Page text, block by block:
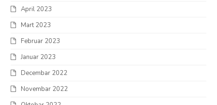
April 2023
Mart 2023
Februar 2023
Januar 2023
Decembar 2022
Novembar 2022